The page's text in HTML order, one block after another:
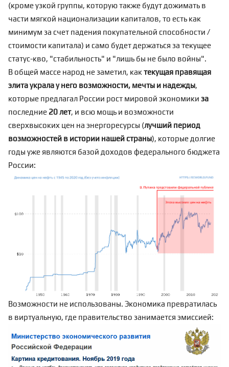
(кромеузкой группы, которую также будут дожимать в
части мягкой национализации капиталов, то есть как
минимум за счет падения покупательной способности /
стоимости капитала) и само будет держаться за текущее
статус-кво, "стабильность" и "лишь бы не было войны".
В общей массе народ не заметил, кактекущая правящая
элита украла у него возможности, мечты и надежды,
которые предлагал России рост мировой экономики за
последние 20 лет, и всю мощь и возможности
сверхвысоких цен на энергоресурсы (лучший период
возможностей в истории нашей страны), которые долгие
годы уже являются базой доходов федерального бюджета
России:
Возможности не использованы. Экономика превратилась
в виртуальную, где правительство занимается эмиссией: